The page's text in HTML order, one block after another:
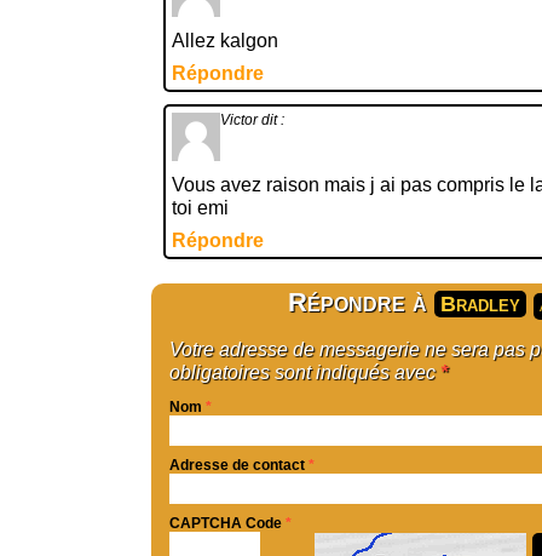
Allez kalgon
Répondre
Victor dit :
Vous avez raison mais j ai pas compris le
toi emi
Répondre
Répondre à Bradley
Votre adresse de messagerie ne sera pas
obligatoires sont indiqués avec *
Nom *
Adresse de contact *
CAPTCHA Code *